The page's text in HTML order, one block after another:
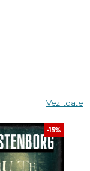
și
aibă efect,
Vezi toate
-15%